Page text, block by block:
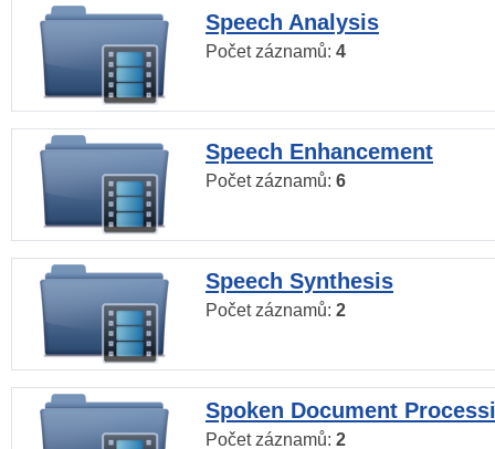
Speech Analysis
Počet záznamů: 4
Speech Enhancement
Počet záznamů: 6
Speech Synthesis
Počet záznamů: 2
Spoken Document
Počet záznamů: 2